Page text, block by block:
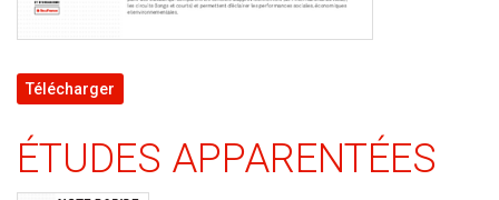
Télécharger
ÉTUDES APPARENTÉES